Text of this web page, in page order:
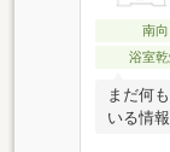
南向
浴室
まだ何
いる情